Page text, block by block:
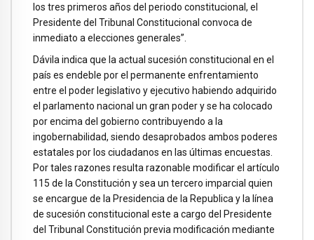
los tres primeros años del periodo constitucional, el
Presidente del Tribunal Constitucional convoca de
inmediato a elecciones generales”.
Dávila indica que la actual sucesión constitucional en el
país es endeble por el permanente enfrentamiento
entre el poder legislativo y ejecutivo habiendo adquirido
el parlamento nacional un gran poder y se ha colocado
por encima del gobierno contribuyendo a la
ingobernabilidad, siendo desaprobados ambos poderes
estatales por los ciudadanos en las últimas encuestas.
Por tales razones resulta razonable modificar el artículo
115 de la Constitución y sea un tercero imparcial quien
se encargue de la Presidencia de la Republica y la línea
de sucesión constitucional este a cargo del Presidente
del Tribunal Constitución previa modificación mediante